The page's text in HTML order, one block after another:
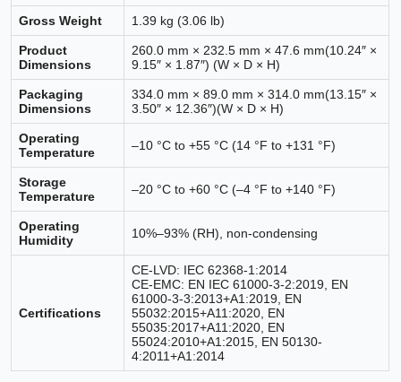
Gross Weight 1.39 kg (3.06 lb)
Product
Dimensions
260.0 mm × 232.5 mm × 47.6 mm(10.24″ ×
9.15″ × 1.87″) (W × D × H)
Packaging
Dimensions
334.0 mm × 89.0 mm × 314.0 mm(13.15″ ×
3.50″ × 12.36″)(W × D × H)
Operating
Temperature
–10 °C to +55 °C (14 °F to +131 °F)
Storage
Temperature
–20 °C to +60 °C (–4 °F to +140 °F)
Operating
Humidity
10%–93% (RH), non-condensing
Certifications
CE-LVD: IEC 62368-1:2014
CE-EMC: EN IEC 61000-3-2:2019, EN
61000-3-3:2013+A1:2019, EN
55032:2015+A11:2020, EN
55035:2017+A11:2020, EN
55024:2010+A1:2015, EN 50130-
4:2011+A1:2014